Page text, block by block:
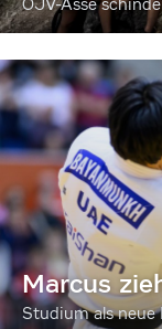
ÖJV-Asse
Marcus
Studium als neue